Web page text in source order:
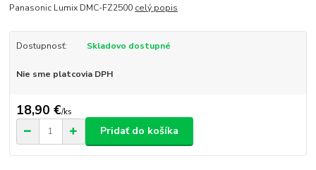
Panasonic Lumix DMC-FZ2500 celý popis
Dostupnosť: Skladovo dostupné
Nie sme platcovia DPH
18,90 €/ks
Pridať do košíka